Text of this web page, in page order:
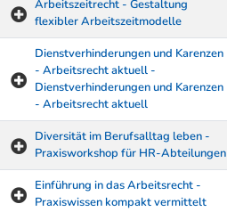
Arbeitszeitrecht - Gestaltung
flexibler Arbeitszeitmodelle
Dienstverhinderungen und Karenzen
- Arbeitsrecht aktuell -
Dienstverhinderungen und Karenzen
- Arbeitsrecht aktuell
Diversität im Berufsalltag leben -
Praxisworkshop für HR-Abteilungen
Einführung in das Arbeitsrecht -
Praxiswissen kompakt vermittelt